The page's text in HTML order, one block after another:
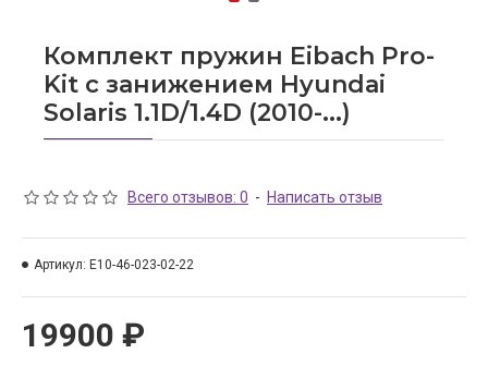
Комплект пружин Eibach Pro-
Kit с занижением Hyundai
Solaris 1.1D/1.4D (2010-...)
Всего отзывов: 0 - Написать отзыв
19900 ₽
Артикул: E10-46-023-02-22